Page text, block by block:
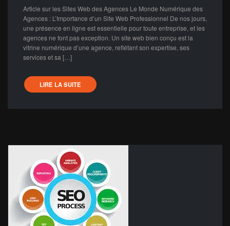
Article sur les Sites Web des Agences Le Monde Numérique des
Agences : L’Importance d’un Site Web Professionnel De nos jours,
une présence en ligne est essentielle pour toute entreprise, et les
agences ne font pas exception. Un site web bien conçu est la
vitrine numérique d’une agence, reflétant son expertise, ses
services et sa […]
LIRE LA SUITE